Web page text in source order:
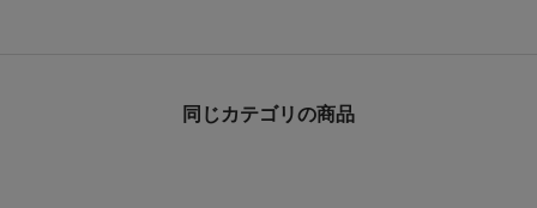
同じカテゴリの商品